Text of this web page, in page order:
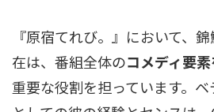
『原宿てれび。』において、
在は、番組全体のコメディ要
重要な役割を担っています。